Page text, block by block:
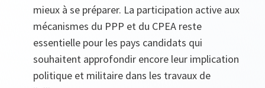
mieux à se préparer. La participation active aux
mécanismes du PPP et du CPEA reste
essentielle pour les pays candidats qui
souhaitent approfondir encore leur implication
politique et militaire dans les travaux de